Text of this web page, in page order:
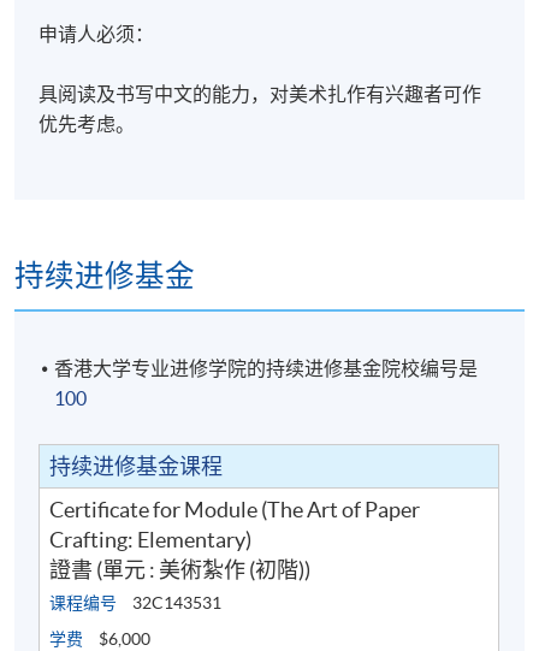
申请人必须：
具阅读及书写中文的能力，对美术扎作有兴趣者可作
优先考虑。
持续进修基金
香港大学专业进修学院的持续进修基金院校编号是
100
持续进修基金课程
Certificate for Module (The Art of Paper
Crafting: Elementary)
證書 (單元 : 美術紮作 (初階))
课程编号
32C143531
学费
$6,000